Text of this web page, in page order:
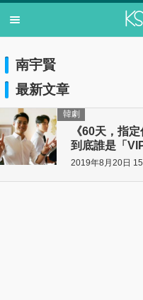
南宇賢
最新文章
《60天，指
到底誰是「
韓劇
2019年8月20日